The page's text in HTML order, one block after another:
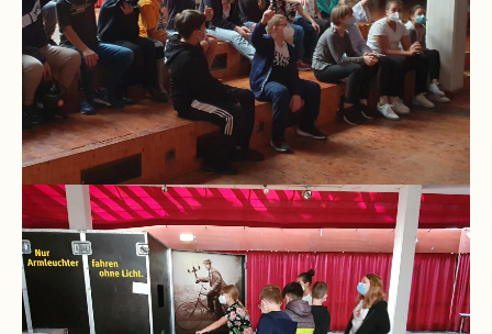
Anmeldung
Schülerbücherei
Hausordnung
Schulbuchordnung
Pausenordnung